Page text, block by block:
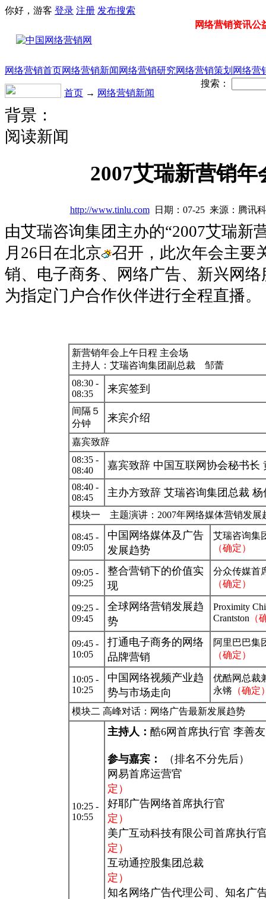
你好，游客 登录 注册 发布搜索
网络营销资讯公
网络营销首页网络营销新闻 网络营销研究网络营销策划 网络营
首页 → 网络营销新闻
搜索：
背景：
阅读新闻
2007艾瑞新营销年
http://www.tinlu.com日期：07-25 来源：腾讯
由艾瑞咨询集团主办的“2007艾瑞新
月26日在北京 召开，此次年会主要
销、电子商务、网络广告、新兴网
为指定门户合作伙伴进行全程直播。
新营销年会上午日程 主会场
主持人：艾瑞咨询集团副总裁 邹蕾
08:30 -
08:35
来宾签到
间隔５
分钟
来宾介绍
嘉宾致辞
08:35 -
08:40
嘉宾致辞 中国互联网协会秘书长
08:40 -
08:45
主办方致辞 艾瑞咨询集团总裁 杨
模块一 主题演讲：2007年网络媒体营销发展
08:45 -
09:05
中国网络媒体及广告
发展趋势
艾瑞咨询集
（确定）
09:05 -
09:25
整合营销下的价值实
现
分众传媒首
（确定）
09:25 -
09:45
全球网络营销发展趋
势
Proximity
Crantston （
09:45 -
10:05
打通电子商务的网络
品牌营销
阿里巴巴集
（确定）
10:05 -
10:25
中国网络视频产业趋
势与市场走向
优酷网总裁
永锵 （确定
模块二 高峰对话：网络广告最新发展趋势
10:25 -
10:55
主持人： 酷6网首席执行官 李善友
参与嘉宾：
（排名不分先后）
网易首席运营官
定）
好耶广告网络首席执行
定）
美广互动科技有限公司首席执
定）
互动通控股集团总裁
定）
知名网络广告代理公司、知名广